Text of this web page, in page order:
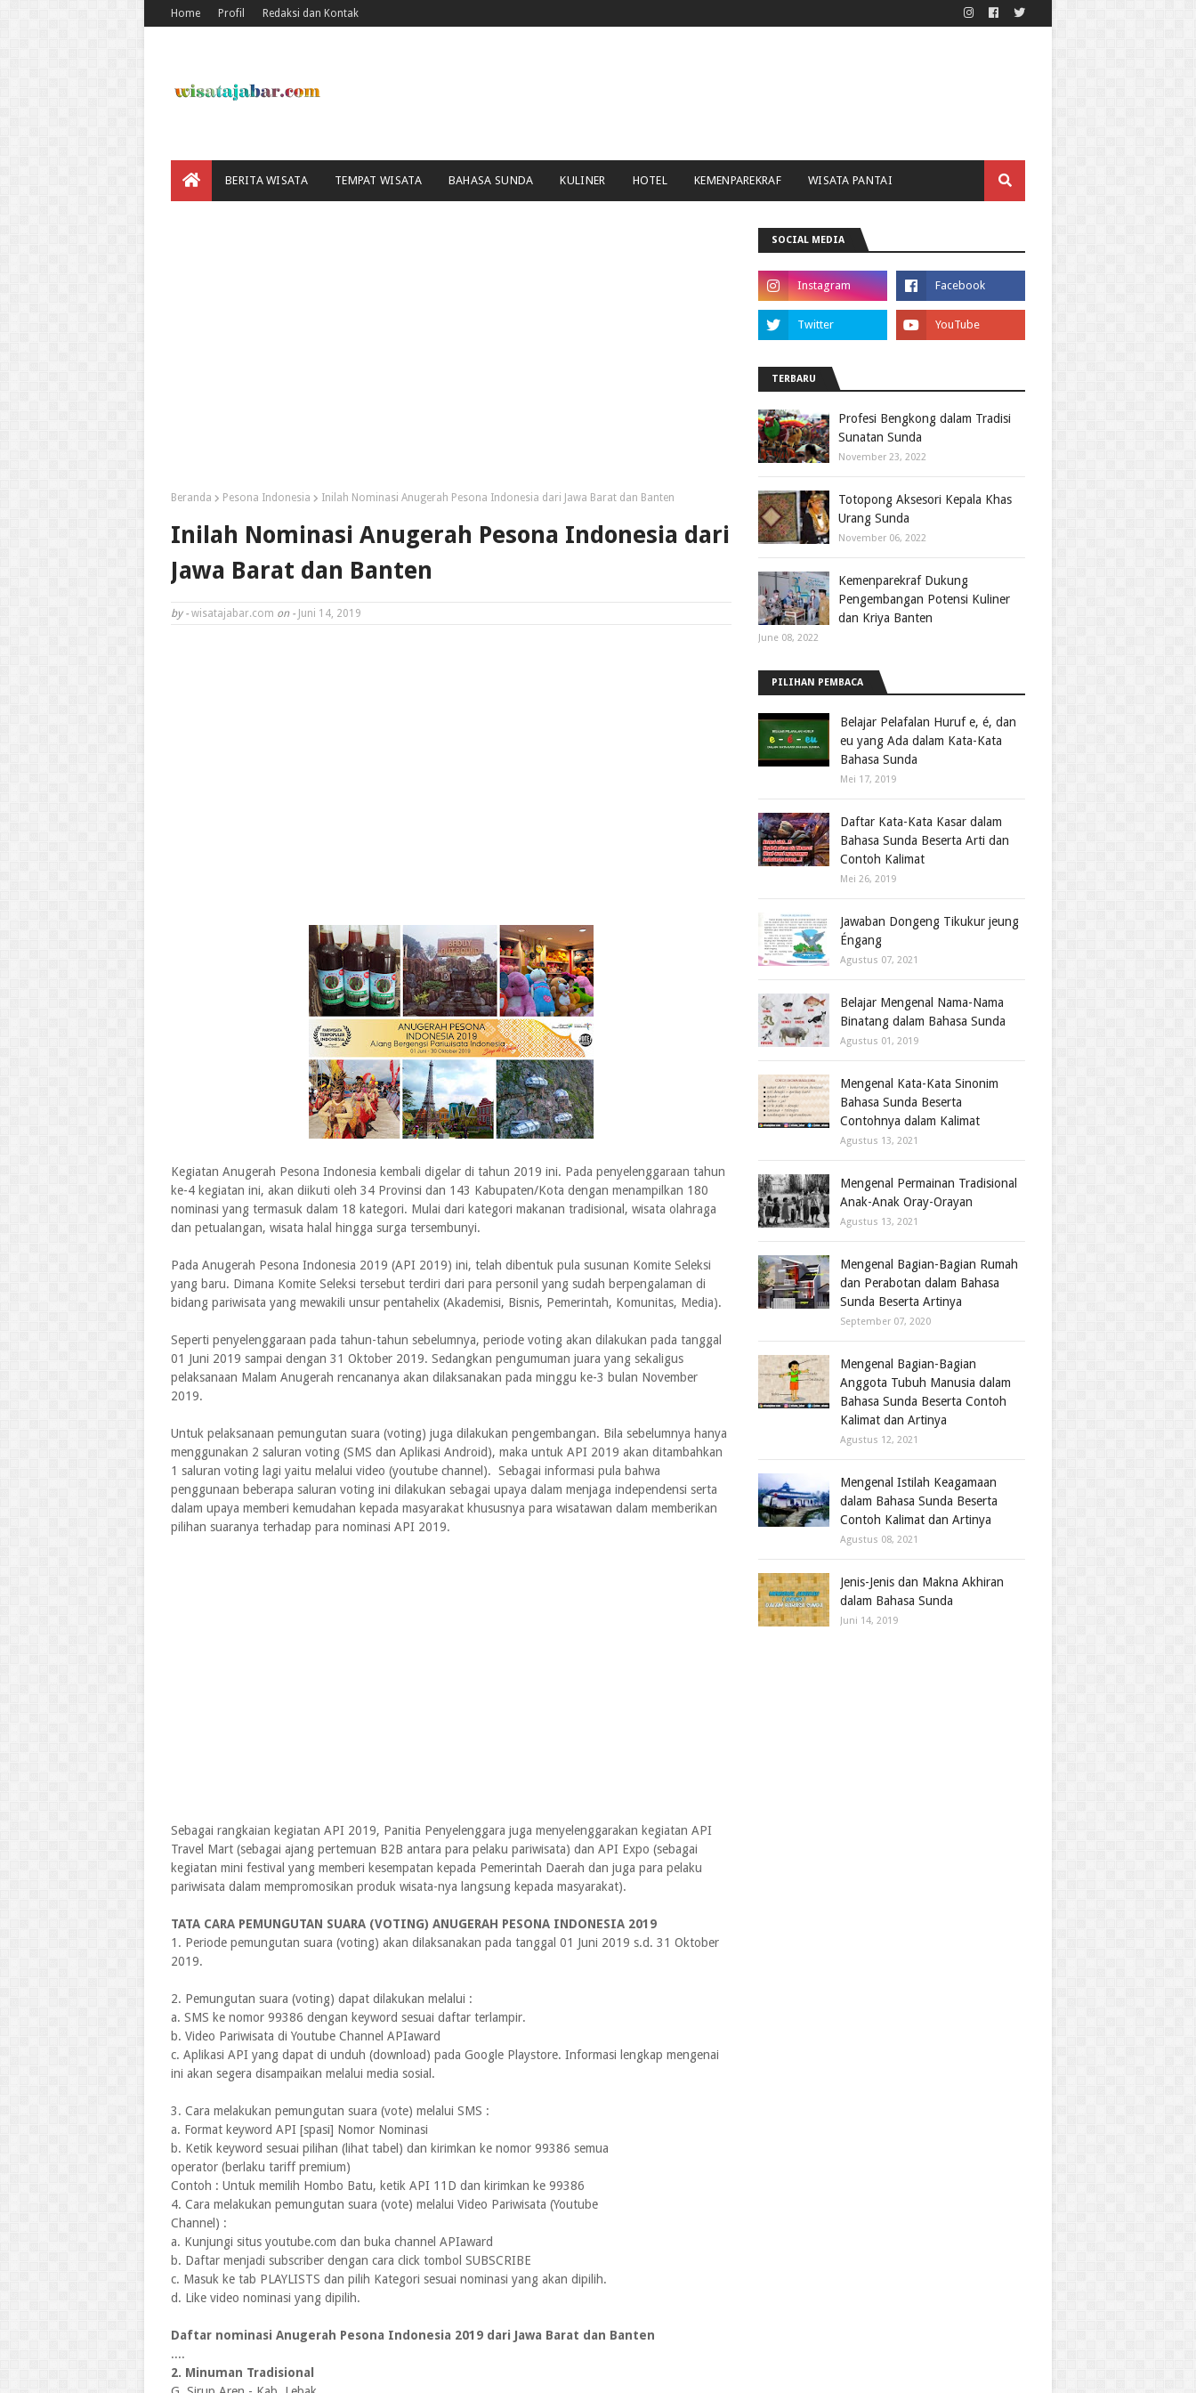
Home Profil Redaksi dan Kontak
BERITA WISATA TEMPAT WISATA BAHASA SUNDA KULINER HOTEL KEMENPAREKRAF WISATA PANTAI
Beranda Pesona Indonesia Inilah Nominasi Anugerah Pesona Indonesia dari Jawa Barat dan Banten
Inilah Nominasi Anugerah Pesona Indonesia dari
Jawa Barat dan Banten
by - wisatajabar.com on - Juni 14, 2019
Kegiatan Anugerah Pesona Indonesia kembali digelar di tahun 2019 ini. Pada penyelenggaraan tahun
ke-4 kegiatan ini, akan diikuti oleh 34 Provinsi dan 143 Kabupaten/Kota dengan menampilkan 180
nominasi yang termasuk dalam 18 kategori. Mulai dari kategori makanan tradisional, wisata olahraga
dan petualangan, wisata halal hingga surga tersembunyi.
Pada Anugerah Pesona Indonesia 2019 (API 2019) ini, telah dibentuk pula susunan Komite Seleksi
yang baru. Dimana Komite Seleksi tersebut terdiri dari para personil yang sudah berpengalaman di
bidang pariwisata yang mewakili unsur pentahelix (Akademisi, Bisnis, Pemerintah, Komunitas, Media).
Seperti penyelenggaraan pada tahun-tahun sebelumnya, periode voting akan dilakukan pada tanggal
01 Juni 2019 sampai dengan 31 Oktober 2019. Sedangkan pengumuman juara yang sekaligus
pelaksanaan Malam Anugerah rencananya akan dilaksanakan pada minggu ke-3 bulan November
2019.
Untuk pelaksanaan pemungutan suara (voting) juga dilakukan pengembangan. Bila sebelumnya hanya
menggunakan 2 saluran voting (SMS dan Aplikasi Android), maka untuk API 2019 akan ditambahkan
1 saluran voting lagi yaitu melalui video (youtube channel). Sebagai informasi pula bahwa
penggunaan beberapa saluran voting ini dilakukan sebagai upaya dalam menjaga independensi serta
dalam upaya memberi kemudahan kepada masyarakat khususnya para wisatawan dalam memberikan
pilihan suaranya terhadap para nominasi API 2019.
Sebagai rangkaian kegiatan API 2019, Panitia Penyelenggara juga menyelenggarakan kegiatan API
Travel Mart (sebagai ajang pertemuan B2B antara para pelaku pariwisata) dan API Expo (sebagai
kegiatan mini festival yang memberi kesempatan kepada Pemerintah Daerah dan juga para pelaku
pariwisata dalam mempromosikan produk wisata-nya langsung kepada masyarakat).
TATA CARA PEMUNGUTAN SUARA (VOTING) ANUGERAH PESONA INDONESIA 2019
1. Periode pemungutan suara (voting) akan dilaksanakan pada tanggal 01 Juni 2019 s.d. 31 Oktober
2019.
2. Pemungutan suara (voting) dapat dilakukan melalui :
a. SMS ke nomor 99386 dengan keyword sesuai daftar terlampir.
b. Video Pariwisata di Youtube Channel APIaward
c. Aplikasi API yang dapat di unduh (download) pada Google Playstore. Informasi lengkap mengenai
ini akan segera disampaikan melalui media sosial.
3. Cara melakukan pemungutan suara (vote) melalui SMS :
a. Format keyword API [spasi] Nomor Nominasi
b. Ketik keyword sesuai pilihan (lihat tabel) dan kirimkan ke nomor 99386 semua
operator (berlaku tariff premium)
Contoh : Untuk memilih Hombo Batu, ketik API 11D dan kirimkan ke 99386
4. Cara melakukan pemungutan suara (vote) melalui Video Pariwisata (Youtube
Channel) :
a. Kunjungi situs youtube.com dan buka channel APIaward
b. Daftar menjadi subscriber dengan cara click tombol SUBSCRIBE
c. Masuk ke tab PLAYLISTS dan pilih Kategori sesuai nominasi yang akan dipilih.
d. Like video nominasi yang dipilih.
Daftar nominasi Anugerah Pesona Indonesia 2019 dari Jawa Barat dan Banten
....
2. Minuman Tradisional
SOCIAL MEDIA
TERBARU
Profesi Bengkong dalam Tradisi
Sunatan Sunda
November 23, 2022
Totopong Aksesori Kepala Khas
Urang Sunda
November 06, 2022
Kemenparekraf Dukung
Pengembangan Potensi Kuliner
dan Kriya Banten
June 08, 2022
PILIHAN PEMBACA
Belajar Pelafalan Huruf e, é, dan
eu yang Ada dalam Kata-Kata
Bahasa Sunda
Mei 17, 2019
Daftar Kata-Kata Kasar dalam
Bahasa Sunda Beserta Arti dan
Contoh Kalimat
Mei 26, 2019
Jawaban Dongeng Tikukur jeung
Éngang
Agustus 07, 2021
Belajar Mengenal Nama-Nama
Binatang dalam Bahasa Sunda
Agustus 01, 2019
Mengenal Kata-Kata Sinonim
Bahasa Sunda Beserta
Contohnya dalam Kalimat
Agustus 13, 2021
Mengenal Permainan Tradisional
Anak-Anak Oray-Orayan
Agustus 13, 2021
Mengenal Bagian-Bagian Rumah
dan Perabotan dalam Bahasa
Sunda Beserta Artinya
September 07, 2020
Mengenal Bagian-Bagian
Anggota Tubuh Manusia dalam
Bahasa Sunda Beserta Contoh
Kalimat dan Artinya
Agustus 12, 2021
Mengenal Istilah Keagamaan
dalam Bahasa Sunda Beserta
Contoh Kalimat dan Artinya
Agustus 08, 2021
Jenis-Jenis dan Makna Akhiran
dalam Bahasa Sunda
Juni 14, 2019